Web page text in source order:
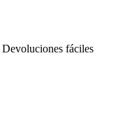
Devoluciones fáciles